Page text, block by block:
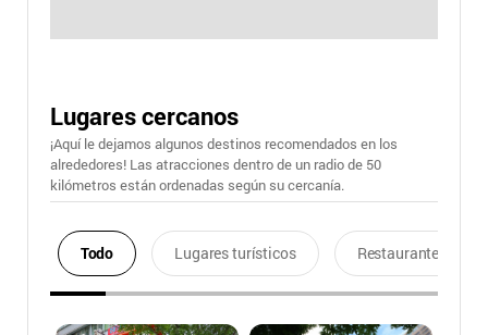
Lugares cercanos
¡Aquí le dejamos algunos destinos recomendados en los
alrededores! Las atracciones dentro de un radio de 50
kilómetros están ordenadas según su cercanía.
Todo Lugares turísticos Restaurantes